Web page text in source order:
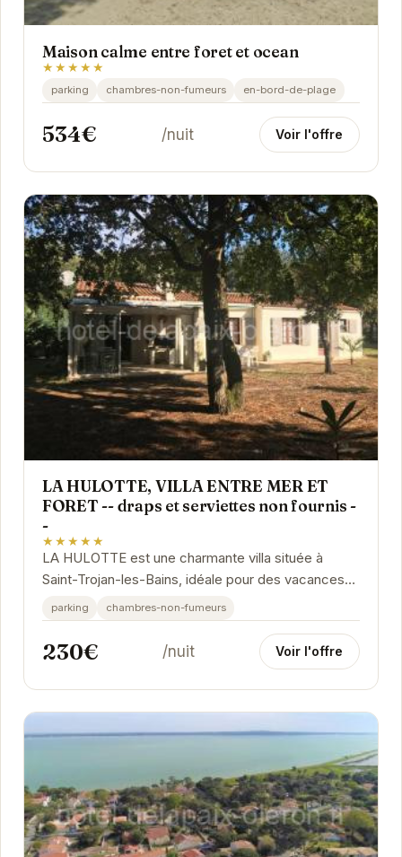
Maison calme entre foret et ocean
★★★★★
parking chambres-non-fumeurs en-bord-de-plage
534€ /nuit Voir l'offre
LA HULOTTE, VILLA ENTRE MER ET
FORET -- draps et serviettes non fournis -
-
★★★★★
LA HULOTTE est une charmante villa située à
Saint-Trojan-les-Bains, idéale pour des vacances
en famille ou entre amis. Proche de la plage et
des...
parking chambres-non-fumeurs
230€ /nuit Voir l'offre